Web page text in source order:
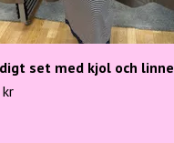
set med kjol och linne